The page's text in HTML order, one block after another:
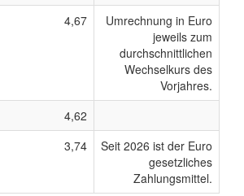
4,67
Umrechnung in Euro
jeweils zum
durchschnittlichen
Wechselkurs des
Vorjahres.
4,62
3,74
Seit 2026 ist der Euro
gesetzliches
Zahlungsmittel.